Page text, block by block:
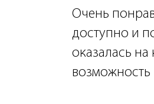
Очень
доступно и
оказалась
возможность